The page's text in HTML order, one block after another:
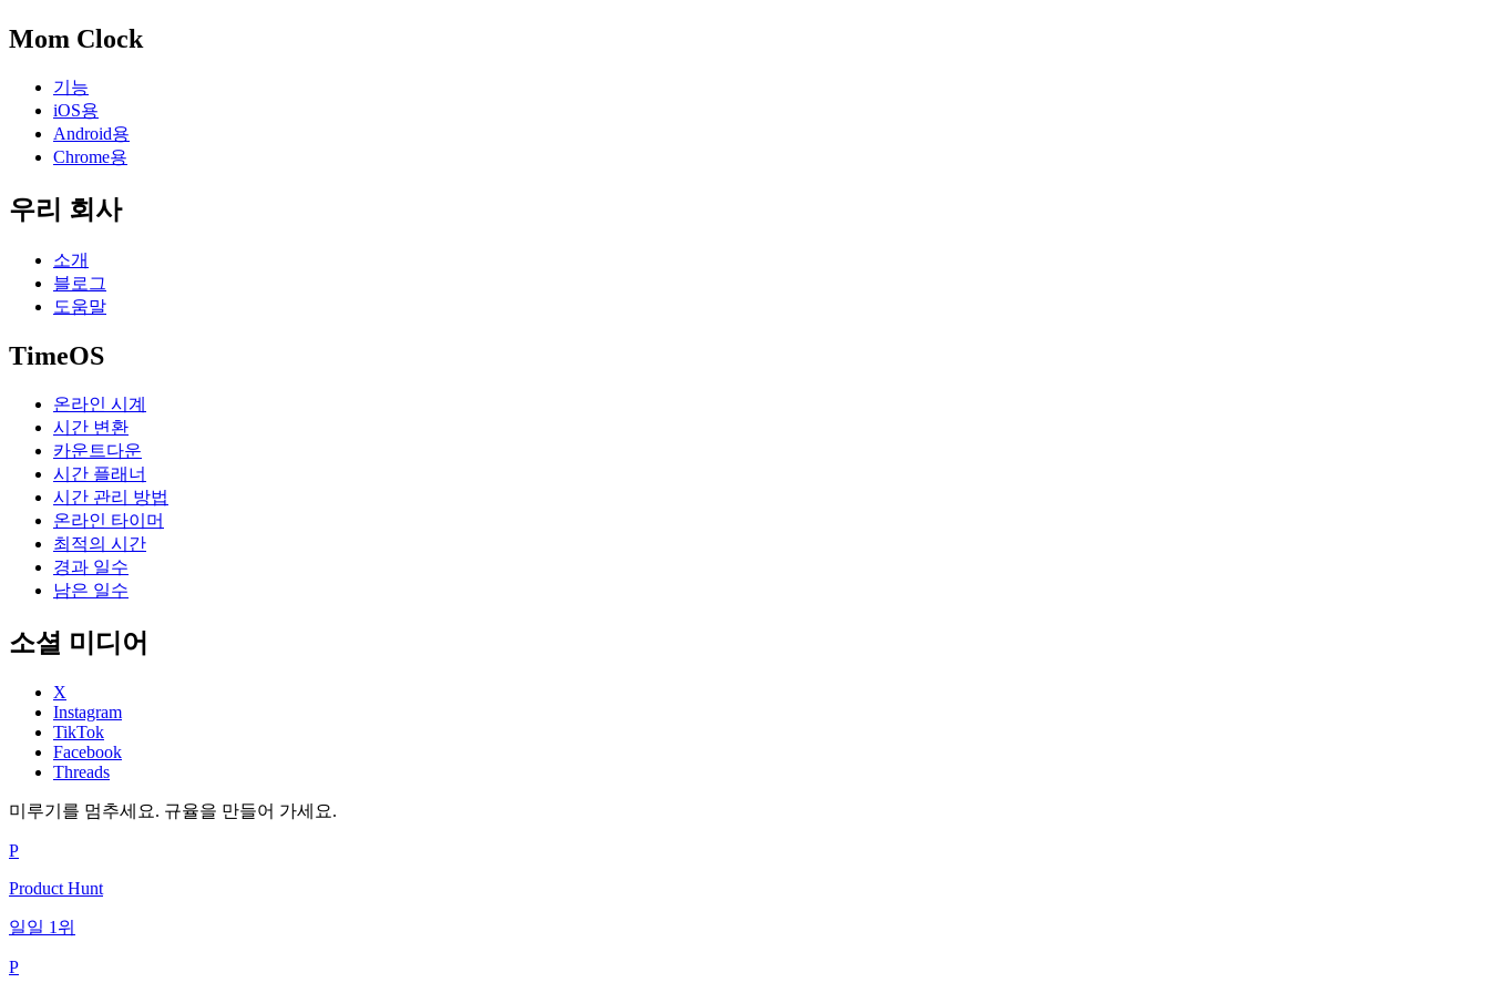
Mom Clock
기능
iOS용
Android용
Chrome용
우리 회사
소개
블로그
도움말
TimeOS
온라인 시계
시간 변환
카운트다운
시간 플래너
시간 관리 방법
온라인 타이머
최적의 시간
경과 일수
남은 일수
소셜 미디어
X
Instagram
TikTok
Facebook
Threads
미루기를 멈추세요. 규율을 만들어 가세요.
P
Product Hunt
일일 1위
P